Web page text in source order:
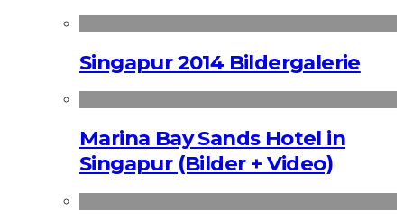
Singapur 2014 Bildergalerie
Marina Bay Sands Hotel in
Singapur (Bilder + Video)